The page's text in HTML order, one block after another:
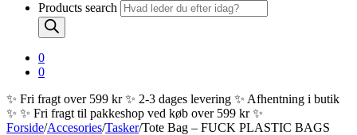
Products search
0
0
✨ Fri fragt over 599 kr ✨ 2-3 dages levering ✨ Afhentning i butik
✨ ✨ Fri fragt til pakkeshop ved køb over 599 kr ✨
Forside/Accesories/Tasker/Tote Bag – FUCK PLASTIC BAGS